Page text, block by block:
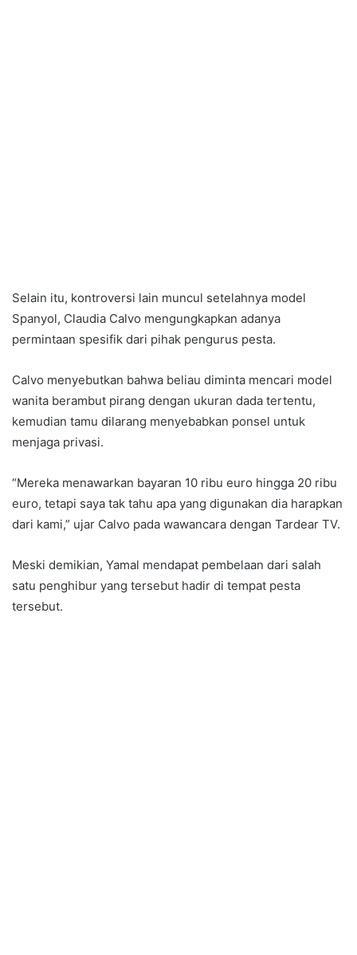
Selain itu, kontroversi lain muncul setelahnya model
Spanyol, Claudia Calvo mengungkapkan adanya
permintaan spesifik dari pihak pengurus pesta.
Calvo menyebutkan bahwa beliau diminta mencari model
wanita berambut pirang dengan ukuran dada tertentu,
kemudian tamu dilarang menyebabkan ponsel untuk
menjaga privasi.
“Mereka menawarkan bayaran 10 ribu euro hingga 20 ribu
euro, tetapi saya tak tahu apa yang digunakan dia harapkan
dari kami,” ujar Calvo pada wawancara dengan Tardear TV.
Meski demikian, Yamal mendapat pembelaan dari salah
satu penghibur yang tersebut hadir di tempat pesta
tersebut.